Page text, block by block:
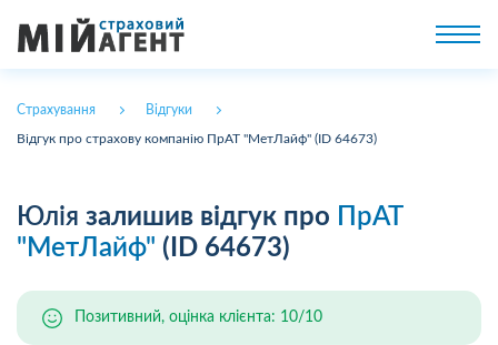
Страхування Відгуки
Відгук про страхову компанію ПрАТ "МетЛайф" (ID 64673)
Юлія залишив відгук про
ПрАТ
"МетЛайф" (ID 64673)
Позитивний, оцінка клієнта: 10/10